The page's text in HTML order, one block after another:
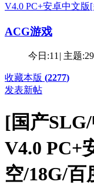
V4.0 PC+安卓中文版
ACG游戏
今日:11 | 主题:
收藏本版 (2277)
发表新帖
[国产
V4.0 PC+
空/18G/